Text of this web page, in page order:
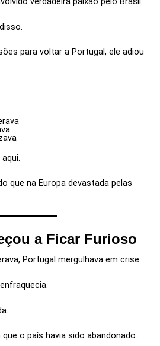
para voltar a Portugal, ele adiou
que na Europa devastada pelas
a Ficar Furioso
Portugal mergulhava em crise.
o país havia sido abandonado.